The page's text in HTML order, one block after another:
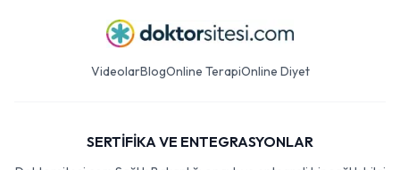
VideolarBlogOnline TerapiOnline Diyet
SERTİFİKA VE ENTEGRASYONLAR